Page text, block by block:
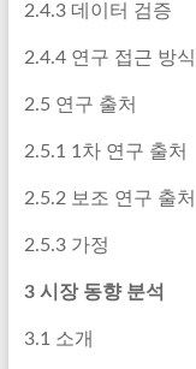
2.4.3 데이터 검증
2.4.4 연구 접근 방식
2.5 연구 출처
2.5.1 1차 연구 출처
2.5.2 보조 연구 출처
2.5.3 가정
3 시장 동향 분석
3.1 소개